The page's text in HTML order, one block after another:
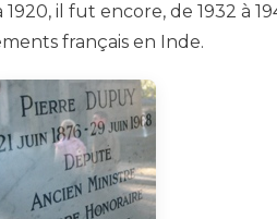
il fut encore, de 1932 à
français en Inde.